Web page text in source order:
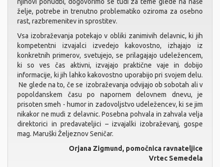
želje, potrebe in trenutno problematiko oziroma za osebno
rast, razbremenitev in sprostitev.
Vsa izobraževanja potekajo v obliki zanimivih delavnic, ki jih
kompetentni izvajalci izvedejo kakovostno, izhajajo iz
konkretnih primerov, svetujejo, se prilagajajo udeležencem,
ki so ves čas aktivni, izvajajo praktične vaje in dobijo
informacije, ki jih lahko kakovostno uporabijo pri svojem delu.
Ne glede na to, če se izobraževanja odvijajo ob sobotah ali v
popoldanskem času po napornem delovnem dnevu, je
prisoten smeh - humor in zadovoljstvo udeležencev, ki se jim
nikakor ne mudi z delavnic. Posebna pohvala in zahvala velja
direktorici in predavateljici – izvajalki izobraževanj, gospe
mag. Maruški Željeznov Seničar.
Orjana Zigmund, pomočnica ravnateljice
Vrtec Semedela